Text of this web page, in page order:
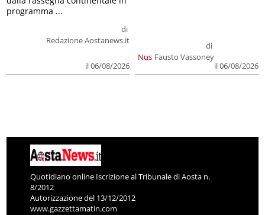
di
Redazione Aostanews.it
il 06/08/2026
programma ...
Nus
di
Fausto Vassoney
il 06/08/2026
Quotidiano online Iscrizione al Tribunale di Aosta n.
8/2012
Autorizzazione del 13/12/2012
www.gazzettamatin.com